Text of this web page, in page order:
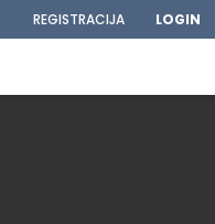
REGISTRACIJA LOGIN